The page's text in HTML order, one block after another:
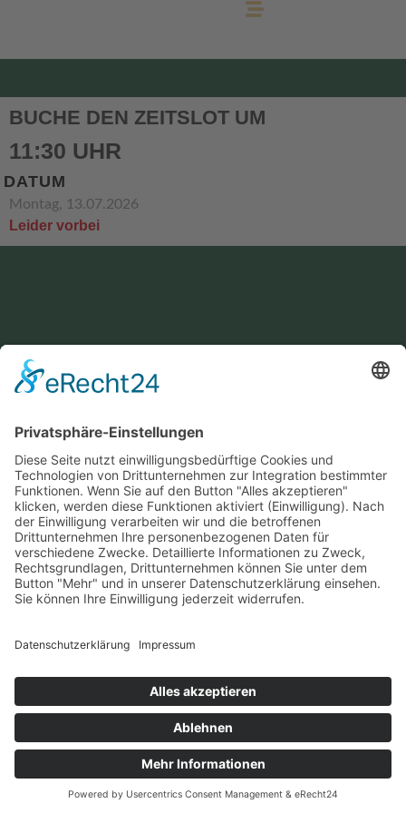
BUCHE DEN ZEITSLOT UM
11:30 UHR
DATUM
Montag, 13.07.2026
Leider vorbei
Ein Produkt von SYNTURA - Emotion,
Spaß und Herausforderung
KONTAKT
+49 7422 240693
Impressum Datenschutz­
© Hirschgrund Zipline Area
Vertrag widerrufen